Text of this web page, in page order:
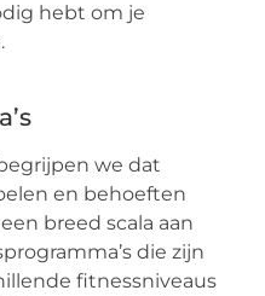
hebt om je
we dat
en behoeften
breed scala aan
die zijn
fitnessniveaus